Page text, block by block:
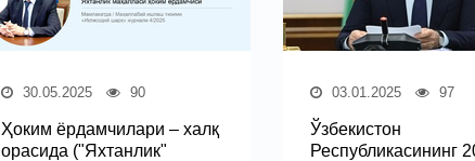
30.05.2025 90
Ҳоким ёрдамчилари – халқ
орасида ("Яхтанлик"
03.01.2025 97
Ўзбекистон
Республикасининг